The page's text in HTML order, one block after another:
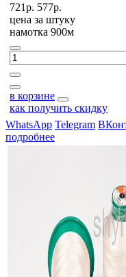
721р. 577р.
цена за штуку
намотка 900м
в корзине
как получить скидку
WhatsApp Telegram
подробнее